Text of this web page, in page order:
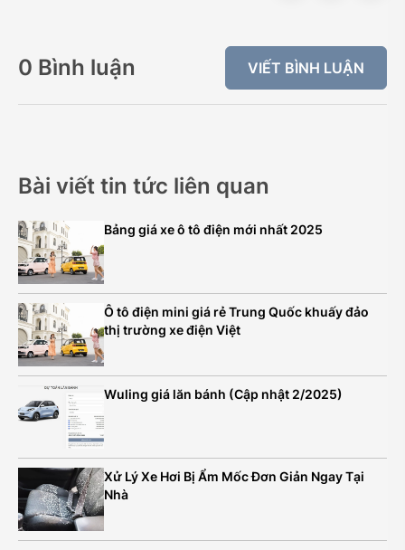
0 Bình luận VIẾT BÌNH LUẬN
Bài viết tin tức liên quan
Bảng giá xe ô tô điện mới nhất 2025
Ô tô điện mini giá rẻ Trung Quốc khuấy đảo
thị trường xe điện Việt
Wuling giá lăn bánh (Cập nhật 2/2025)
Xử Lý Xe Hơi Bị Ẩm Mốc Đơn Giản Ngay Tại
Nhà